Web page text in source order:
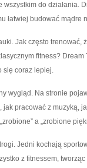
wszystkim do działania.
łatwiej budować mądre
Jak często trenować,
fitness?
się coraz lepiej.
wygląd. Na stronie
pracować z muzyką,
a „zrobione
Jedni kochają
z fitnessem,